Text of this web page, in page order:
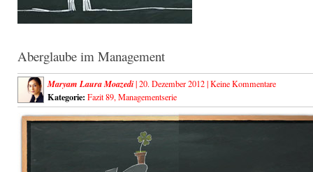
Aberglaube im Management
Maryam Laura Moazedi| 20. Dezember 2012 |Keine Kommentare
Kategorie: Fazit 89, Managementserie